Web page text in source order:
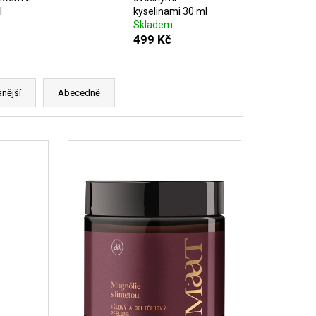
kyselinami 30 ml
Skladem
499 Kč
Abecedně